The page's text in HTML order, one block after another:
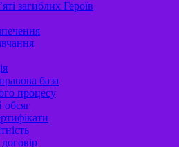
загиблих Героїв
база
процесу
обсяг